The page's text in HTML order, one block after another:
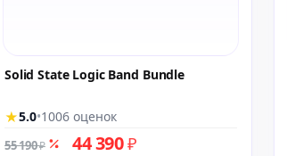
Solid State Logic Band Bundle
★5.0•1006 оценок
55 190₽ 44 390₽